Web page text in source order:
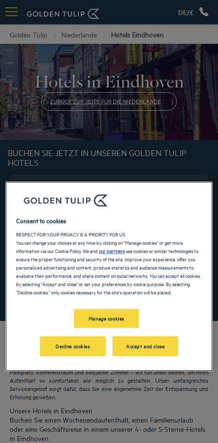
DE/€
Golden Tulip Niederlande Hotels Eindhoven
Hotels in Eindhoven
ZURÜCK ZUR SEITE FÜR DIE NIEDERLANDE
BUCHEN SIE JETZT IN UNSEREN GOLDEN TULIP
HOTELS
Navigate forward to interact with the calendar and select a date. Press the
Navigate backward to interact with the
FINDEN SIE EIN HOTEL
Spezialcode hinzufügen
Parkplatz, Konferenzraum und bequeme Zimmer – wir tun unser Bestes, um Ihren
Aufenthalt so komfortabel wie möglich zu gestalten. Unser umfangreiches
Serviceangebot sorgt dafür, dass Sie eine angenehme Zeit der Entspannung und
Erholung genießen.
Unsere Hotels in Eindhoven
Buchen Sie einen Wochenendaufenthalt, einen Familienurlaub
oder eine Geschäftsreise in einem unserer 4- oder 5-Sterne-Hotels
in Eindhoven
Consent to cookies
RESPECT FOR YOUR PRIVACY IS A PRIORITY FOR US
You can change your choices at any time by clicking on "Manage cookies" or get more
information via our Cookie Policy. We andour partnersuse cookies or similar technologies to
ensure the proper functioning and security of the site, improve your experience, offer you
personalized advertising and content, produce statistics and audience measurements to
evaluate their performance, and share content on social networks. You can accept all cookies
by selecting "Accept and close" or set your preferences by cookie purpose. By selecting
"Decline cookies," only cookies necessary for the site's operation will be placed.
Manage cookies
Decline cookies Accept and close